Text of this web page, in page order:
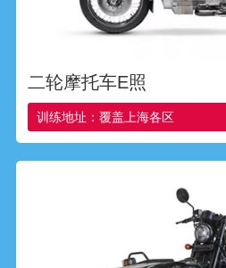
二轮摩托车E照
训练地址：覆盖上海各区